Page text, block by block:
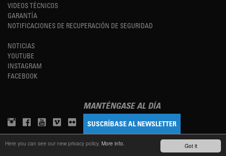
Got it
Here you can see our new privacy policy. More info.
VIDEOS TÉCNICOS
GARANTÍA
NOTIFICACIONES DE RECUPERACIÓN DE SEGURIDAD
NOTICIAS
YOUTUBE
INSTAGRAM
FACEBOOK
MANTÉNGASE AL DÍA
SUSCRÍBASE AL NEWSLETTER